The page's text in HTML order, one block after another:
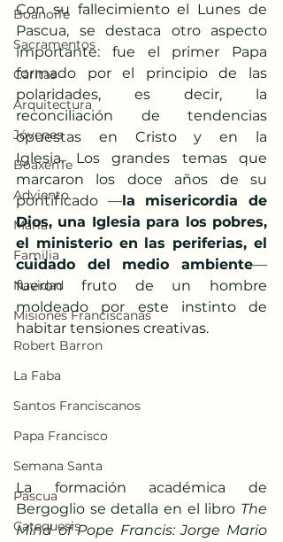
BoanoiTe
Sacramentos
Cáritas
Arquitectura
Jóvenes
BoaxenTe
Adviento
María
Familia
Navidad
Misiones Franciscanas
Robert Barron
La Faba
Santos Franciscanos
Papa Francisco
Semana Santa
Pascua
Catequesis
Con su fallecimiento el Lunes de
Pascua, se destaca otro aspecto
importante: fue el primer Papa
formado por el principio de las
polaridades, es decir, la
reconciliación de tendencias
opuestas en Cristo y en la
Iglesia. Los grandes temas que
marcaron los doce años de su
pontificado —la misericordia de
Dios, una Iglesia para los pobres,
el ministerio en las periferias, el
cuidado del medio ambiente—
fueron fruto de un hombre
moldeado por este instinto de
habitar tensiones creativas.​
La formación académica de
Bergoglio se detalla en el libro The
Mind of Pope Francis: Jorge Mario